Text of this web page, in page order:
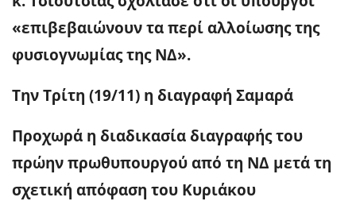
«επιβεβαιώνουν τα περί αλλοίωσης της
φυσιογνωμίας της ΝΔ».
Την Τρίτη (19/11) η διαγραφή Σαμαρά
Προχωρά η διαδικασία διαγραφής του
πρώην πρωθυπουργού από τη ΝΔ μετά τη
σχετική απόφαση του Κυριάκου